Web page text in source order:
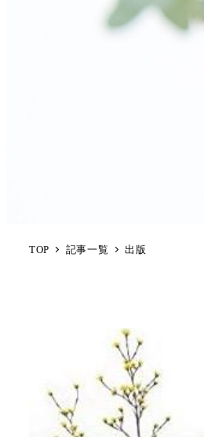
TOP 記事一覧 出版